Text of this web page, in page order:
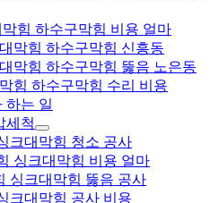
힘 하수구막힘 비용 얼마
막힘 하수구막힘 신흥동
막힘 하수구막힘 뚫음 노은동
힘 하수구막힘 수리 비용
하는 일
세척
크대막힘 청소 공사
싱크대막힘 비용 얼마
싱크대막힘 뚫음 공사
크대막힘 공사 비용